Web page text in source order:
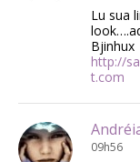
Lu sua
Bjinhux
http://
t.com
09h56